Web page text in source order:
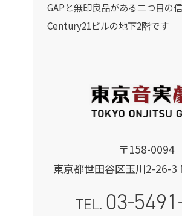
〒158-0094
東京都世田谷区玉川2-26-3
TEL. 03-
GAPと無印良品がある二つ目の
Century21ビルの地下2階です